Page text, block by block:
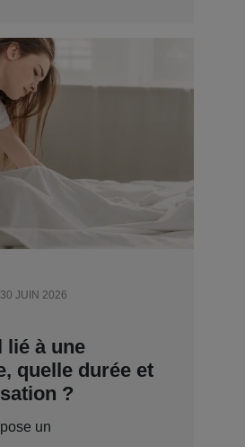
30 JUIN 2026
lié à une
quelle durée et
?
un